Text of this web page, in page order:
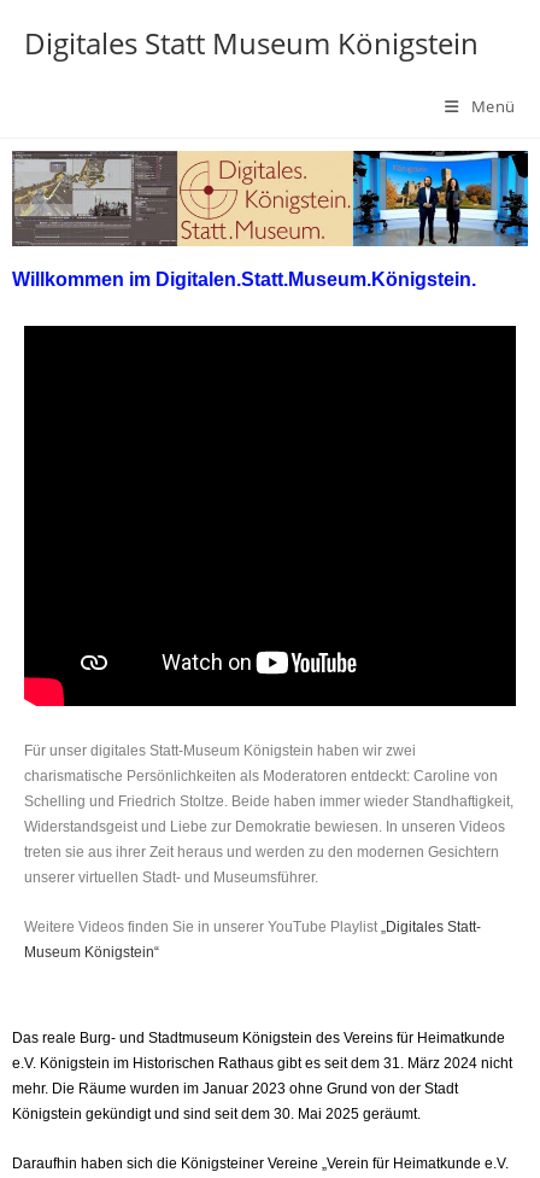
Digitales Statt Museum Königstein
Menü
Willkommen im Digitalen.Statt.Museum.Königstein.
Für unser digitales Statt-Museum Königstein haben wir zwei
charismatische Persönlichkeiten als Moderatoren entdeckt: Caroline von
Schelling und Friedrich Stoltze. Beide haben immer wieder Standhaftigkeit,
Widerstandsgeist und Liebe zur Demokratie bewiesen. In unseren Videos
treten sie aus ihrer Zeit heraus und werden zu den modernen Gesichtern
unserer virtuellen Stadt- und Museumsführer.
Weitere Videos finden Sie in unserer YouTube Playlist „Digitales Statt-
Museum Königstein“
Das reale Burg- und Stadtmuseum Königstein des Vereins für Heimatkunde
e.V. Königstein im Historischen Rathaus gibt es seit dem 31. März 2024 nicht
mehr. Die Räume wurden im Januar 2023 ohne Grund von der Stadt
Königstein gekündigt und sind seit dem 30. Mai 2025 geräumt.
Daraufhin haben sich die Königsteiner Vereine „Verein für Heimatkunde e.V.